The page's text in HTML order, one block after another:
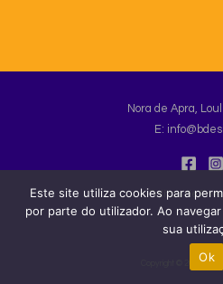
Nora de Apra,
E:
Política de
Copyright © 2026
Este site utiliza cookies para
por parte do utilizador. Ao
sua
Ok